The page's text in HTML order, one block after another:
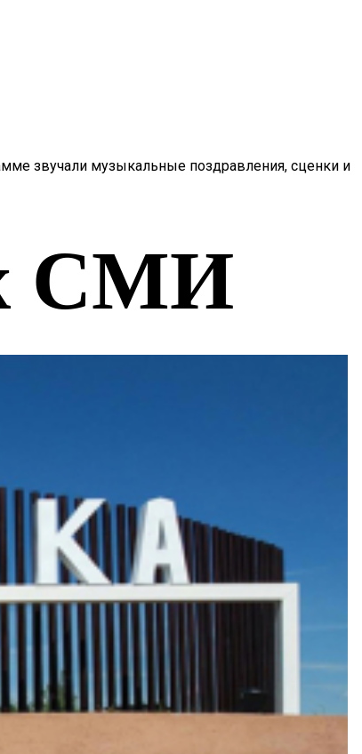
звучали музыкальные поздравления, сценки и